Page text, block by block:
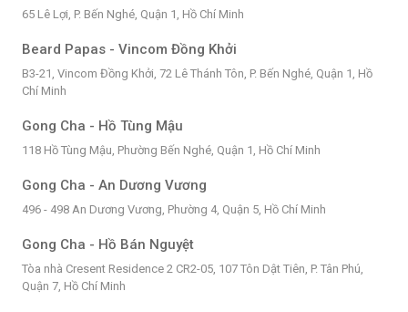
65 Lê Lợi, P. Bến Nghé, Quận 1, Hồ Chí Minh
Beard Papas - Vincom Đồng Khởi
B3-21, Vincom Đồng Khởi, 72 Lê Thánh Tôn, P. Bến Nghé, Quận 1, Hồ
Chí Minh
Gong Cha - Hồ Tùng Mậu
118 Hồ Tùng Mậu, Phường Bến Nghé, Quận 1, Hồ Chí Minh
Gong Cha - An Dương Vương
496 - 498 An Dương Vương, Phường 4, Quận 5, Hồ Chí Minh
Gong Cha - Hồ Bán Nguyệt
Tòa nhà Cresent Residence 2 CR2-05, 107 Tôn Dật Tiên, P. Tân Phú,
Quận 7, Hồ Chí Minh